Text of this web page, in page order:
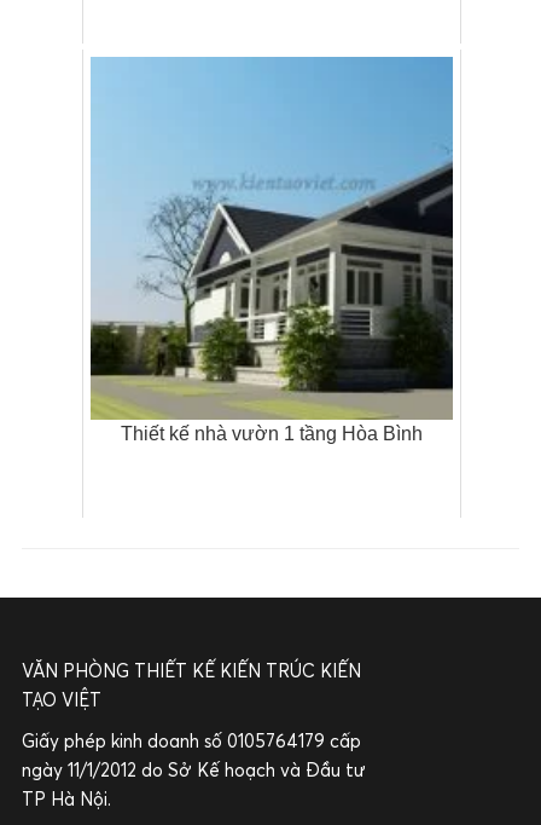
Thiết kế nhà vườn 1 tầng Hòa Bình
VĂN PHÒNG THIẾT KẾ KIẾN TRÚC KIẾN
TẠO VIỆT
Giấy phép kinh doanh số 0105764179 cấp
ngày 11/1/2012 do Sở Kế hoạch và Đầu tư
TP Hà Nội.